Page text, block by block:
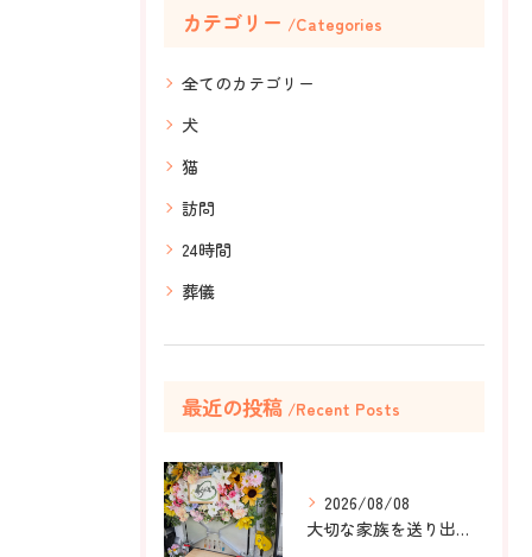
カテゴリー Categories
全てのカテゴリー
犬
猫
訪問
24時間
葬儀
最近の投稿 Recent Posts
2026/08/08
大切な家族を送り出すお手伝いをしました。